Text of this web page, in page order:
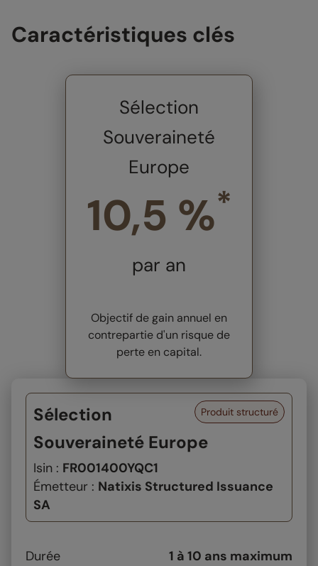
Caractéristiques clés
Sélection
Souveraineté Europe
Isin : FR001400YQC1
Émetteur : Natixis Structured Issuance
SA
Produit structuré
Durée
1 à 10 ans maximum
Sélection
Souveraineté
Europe
10,5 %*
par an
Objectif de gain annuel en
contrepartie d'un risque de
perte en capital.